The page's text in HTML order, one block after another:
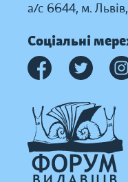
а/с 6644, м.
Соціальні